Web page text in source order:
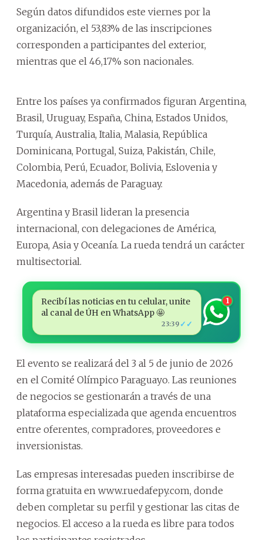
Según datos difundidos este viernes por la
organización, el 53,83% de las inscripciones
corresponden a participantes del exterior,
mientras que el 46,17% son nacionales.
Entre los países ya confirmados figuran Argentina,
Brasil, Uruguay, España, China, Estados Unidos,
Turquía, Australia, Italia, Malasia, República
Dominicana, Portugal, Suiza, Pakistán, Chile,
Colombia, Perú, Ecuador, Bolivia, Eslovenia y
Macedonia, además de Paraguay.
Argentina y Brasil lideran la presencia
internacional, con delegaciones de América,
Europa, Asia y Oceanía. La rueda tendrá un carácter
multisectorial.
Recibí las noticias en tu celular, unite
al canal de ÚH en WhatsApp 🤩
23:39 ✓✓
1
El evento se realizará del 3 al 5 de junio de 2026
en el Comité Olímpico Paraguayo. Las reuniones
de negocios se gestionarán a través de una
plataforma especializada que agenda encuentros
entre oferentes, compradores, proveedores e
inversionistas.
Las empresas interesadas pueden inscribirse de
forma gratuita en www.ruedafepy.com, donde
deben completar su perfil y gestionar las citas de
negocios. El acceso a la rueda es libre para todos